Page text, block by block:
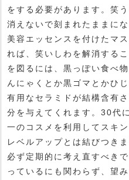
をする必要があります。笑
消えないで刻まれたままに
美容エッセンスを付けたマ
れば、笑いしわを解消する
を図るには、黒っぽい食べ
んにゃくとか黒ゴマとかひ
有用なセラミドが結構含有
分を与えてくれます。30代
一のコスメを利用してスキ
レベルアップとは結びつき
必ず定期的に考え直すべき
っているにも関わらず、望